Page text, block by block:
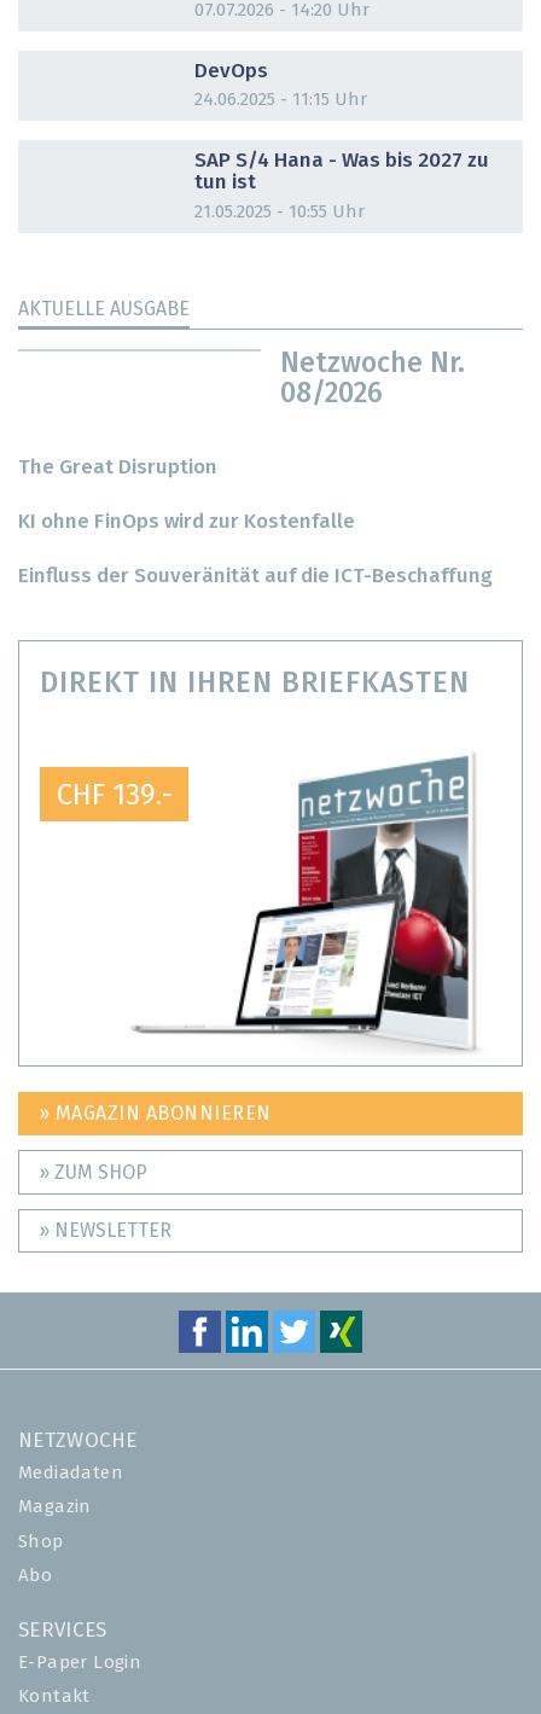
07.07.2026 - 14:20 Uhr
DevOps
24.06.2025 - 11:15 Uhr
SAP S/4 Hana - Was bis 2027 zu
tun ist
21.05.2025 - 10:55 Uhr
AKTUELLE AUSGABE
Netzwoche Nr.
08/2026
The Great Disruption
KI ohne FinOps wird zur Kostenfalle
Einfluss der Souveränität auf die ICT-Beschaffung
DIREKT IN IHREN BRIEFKASTEN
CHF 139.-
» MAGAZIN ABONNIEREN
» ZUM SHOP
» NEWSLETTER
NETZWOCHE
Mediadaten
Magazin
Shop
Abo
SERVICES
E-Paper Login
Kontakt